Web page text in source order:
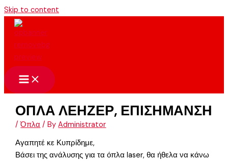
Skip to content
ΟΠΛΑ ΛΕΗΖΕΡ, ΕΠΙΣΗΜΑΝΣΗ
/Όπλα / ByAdministrator
Αγαπητέ κε Κυπρίδημε,
Βάσει της ανάλυσης για τα όπλα laser, θα ήθελα να κάνω